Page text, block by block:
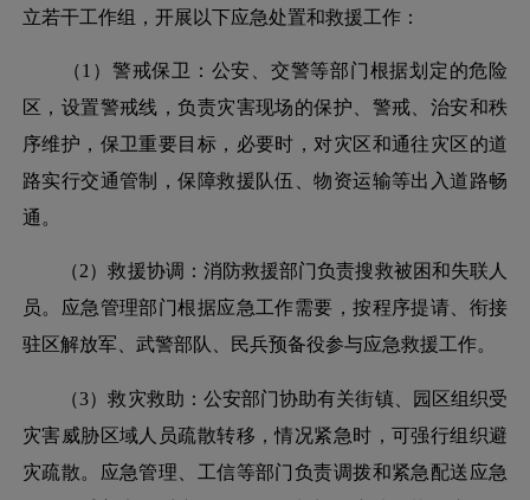
立若干工作组，开展以下应急处置和救援工作：
（1）警戒保卫：公安、交警等部门根据划定的危险
区，设置警戒线，负责灾害现场的保护、警戒、治安和秩
序维护，保卫重要目标，必要时，对灾区和通往灾区的道
路实行交通管制，保障救援队伍、物资运输等出入道路畅
通。
（2）救援协调：消防救援部门负责搜救被困和失联人
员。应急管理部门根据应急工作需要，按程序提请、衔接
驻区解放军、武警部队、民兵预备役参与应急救援工作。
（3）救灾救助：公安部门协助有关街镇、园区组织受
灾害威胁区域人员疏散转移，情况紧急时，可强行组织避
灾疏散。应急管理、工信等部门负责调拨和紧急配送应急